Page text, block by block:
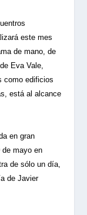
este mes
de mano, de
Eva Vale,
como edificios
está al alcance
en gran
de mayo en
de sólo un día,
de Javier